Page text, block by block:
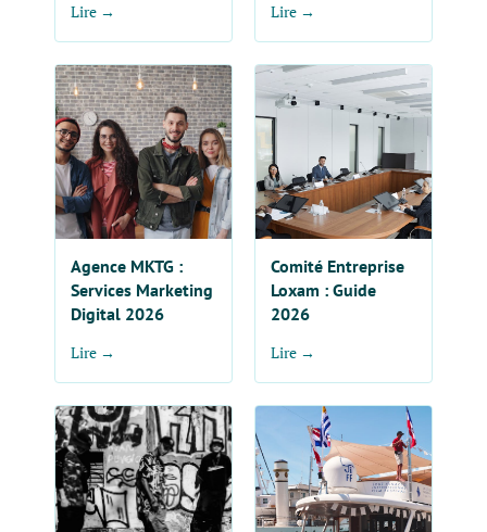
Lire → Lire →
Agence MKTG :
Services Marketing
Digital 2026
Lire →
Comité Entreprise
Loxam : Guide
2026
Lire →